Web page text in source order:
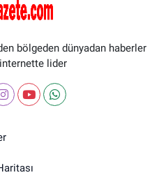
bölgeden dünyadan haberler
lider